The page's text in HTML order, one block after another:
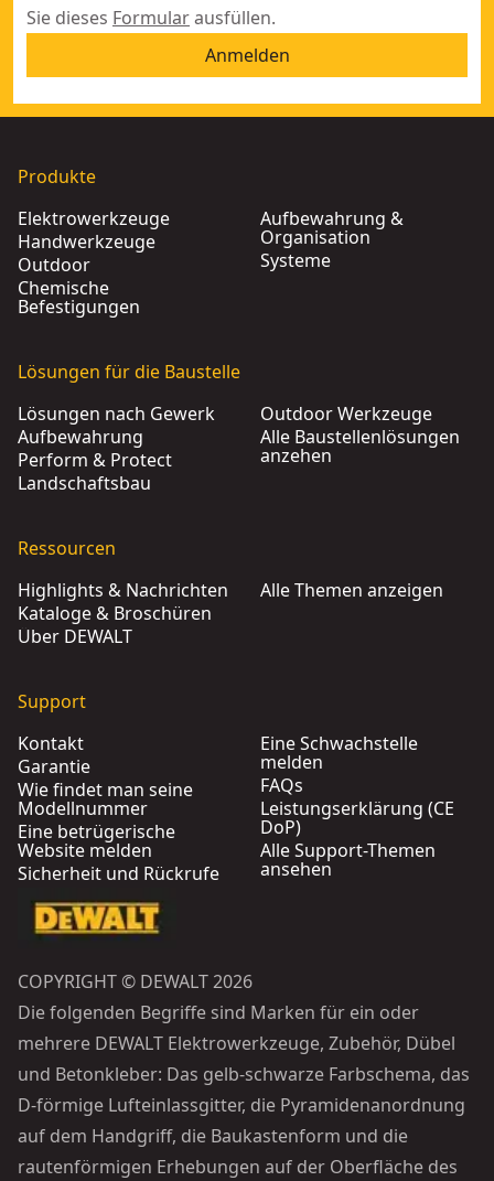
Sie dieses Formularausfüllen.
Anmelden
Produkte
Elektrowerkzeuge
Handwerkzeuge
Outdoor
Chemische
Befestigungen
Aufbewahrung &
Organisation
Systeme
Lösungen für die Baustelle
Lösungen nach Gewerk
Aufbewahrung
Perform & Protect
Landschaftsbau
Outdoor Werkzeuge
Alle Baustellenlösungen
anzehen
Ressourcen
Highlights & Nachrichten
Kataloge & Broschüren
Über DEWALT
Alle Themen anzeigen
Support
Kontakt
Garantie
Wie findet man seine
Modellnummer
Eine betrügerische
Website melden
Sicherheit und Rückrufe
Eine Schwachstelle
melden
FAQs
Leistungserklärung (CE
DoP)
Alle Support-Themen
ansehen
COPYRIGHT © DEWALT 2026
Die folgenden Begriffe sind Marken für ein oder
mehrere DEWALT Elektrowerkzeuge, Zubehör, Dübel
und Betonkleber: Das gelb-schwarze Farbschema, das
D-förmige Lufteinlassgitter, die Pyramidenanordnung
auf dem Handgriff, die Baukastenform und die
rautenförmigen Erhebungen auf der Oberfläche des